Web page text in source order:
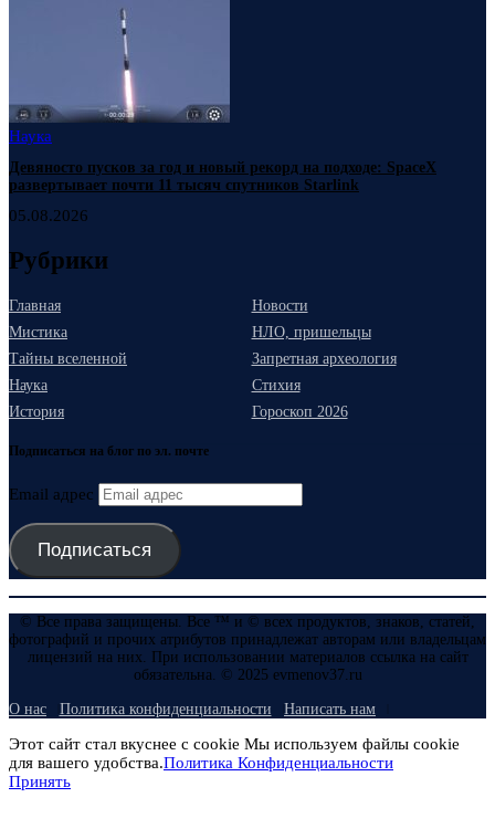
Наука
Девяносто пусков за год и новый рекорд на подходе: SpaceX
развертывает почти 11 тысяч спутников Starlink
05.08.2026
Рубрики
Главная
Новости
Мистика
НЛО, пришельцы
Тайны вселенной
Запретная археология
Наука
Стихия
История
Гороскоп 2026
Подписаться на блог по эл. почте
Email адрес
Подписаться
© Все права защищены. Все ™ и © всех продуктов, знаков, статей,
фотографий и прочих атрибутов принадлежат авторам или владельцам
лицензий на них. При использовании материалов ссылка на сайт
обязательна. © 2025 evmenov37.ru
О нас Политика конфиденциальности Написать нам
Этот сайт стал вкуснее с cookie Мы используем файлы cookie
для вашего удобства.Политика Конфиденциальности
Принять